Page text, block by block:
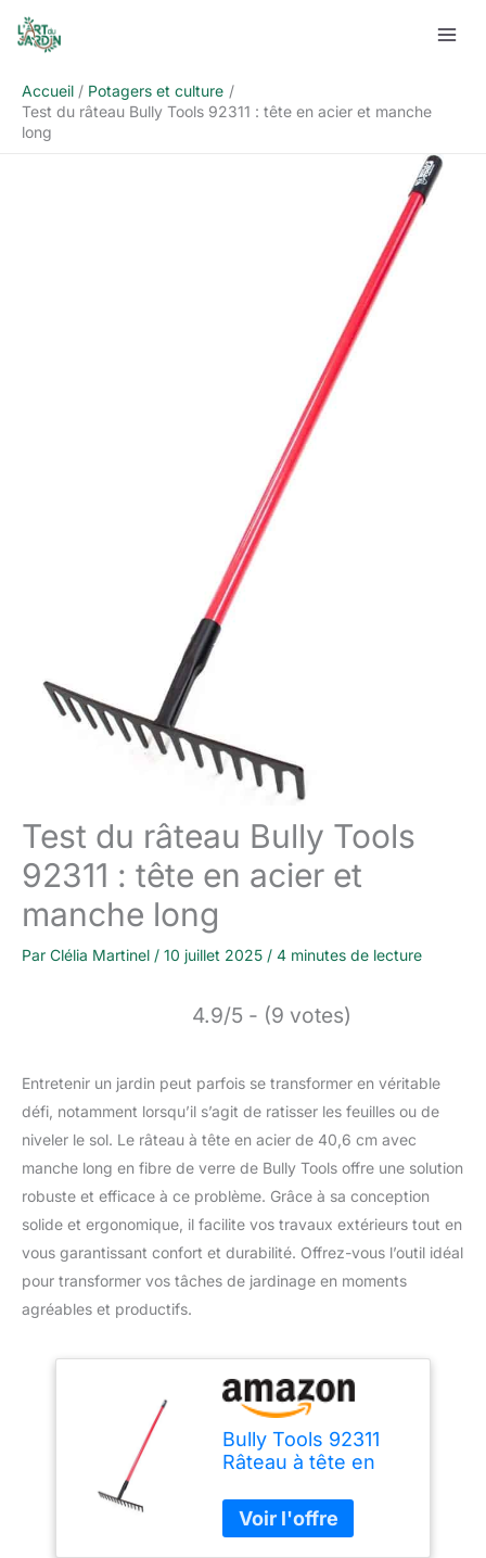
Aller
Accueil
Potagers et culture
Test du râteau Bully Tools 92311 : tête en acier et manche
long
Test du râteau Bully Tools
92311 : tête en acier et
manche long
Par Clélia Martinel / 10 juillet 2025 / 4 minutes de lecture
4.9/5 - (9 votes)
Entretenir un jardin peut parfois se transformer en véritable
défi, notamment lorsqu’il s’agit de ratisser les feuilles ou de
niveler le sol. Le râteau à tête en acier de 40,6 cm avec
manche long en fibre de verre de Bully Tools offre une solution
robuste et efficace à ce problème. Grâce à sa conception
solide et ergonomique, il facilite vos travaux extérieurs tout en
vous garantissant confort et durabilité. Offrez-vous l’outil idéal
pour transformer vos tâches de jardinage en moments
agréables et productifs.
Bully Tools 92311
Râteau à tête en
avec manche long
en fibre de verre
Rechercher